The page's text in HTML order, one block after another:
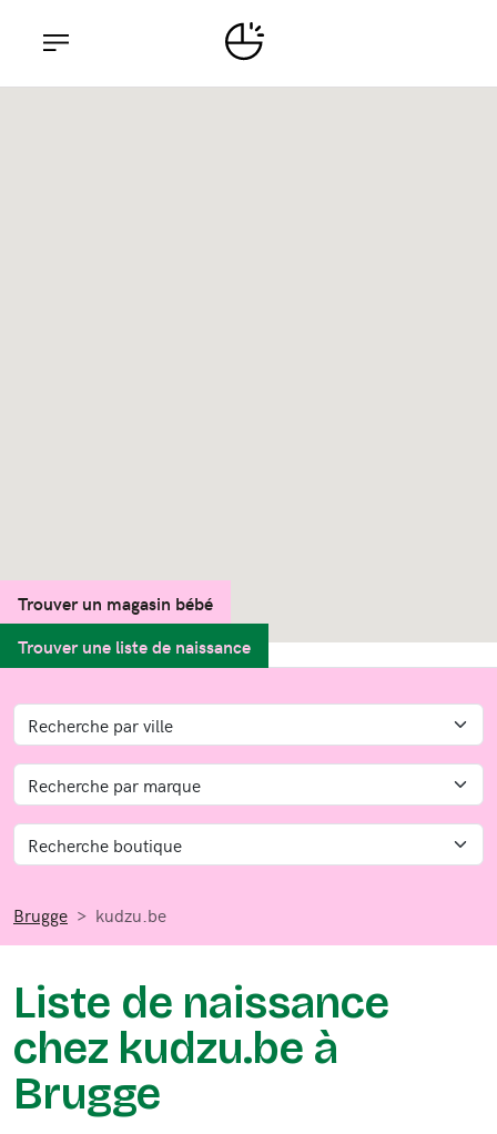
Trouver un magasin bébé
Trouver une liste de naissance
Brugge kudzu.be
Liste de naissance
chez kudzu.be à
Brugge